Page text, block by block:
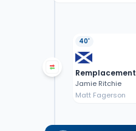
40'
Remplacement
Jamie Ritchie
Matt Fagerson